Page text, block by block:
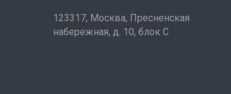
123317, Москва, Пресненская
набережная, д. 10, блок С